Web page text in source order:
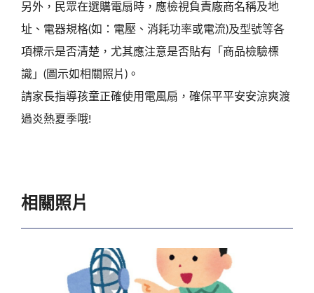
另外，民眾在選購電扇時，應檢視負責廠商名稱及地
址、電器規格(如：電壓、消耗功率或電流)及型號等各
項標示是否清楚，尤其應注意是否貼有「商品檢驗標
識」(圖示如相關照片)。
請家長指導孩童正確使用電風扇，確保平平安安涼爽渡
過炎熱夏季哦!
相關照片